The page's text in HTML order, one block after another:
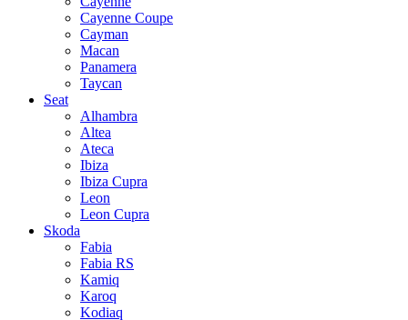
Cayenne Coupe
Cayman
Macan
Panamera
Taycan
Seat
Alhambra
Altea
Ateca
Ibiza
Ibiza Cupra
Leon
Leon Cupra
Skoda
Fabia
Fabia RS
Kamiq
Karoq
Kodiaq